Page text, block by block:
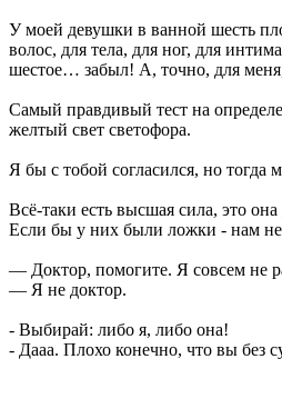
У моей девушки в ванной шесть
волос, для тела, для ног, для
шестое… забыл! А, точно, для
Самый правдивый тест на
желтый свет светофора.
Я бы с тобой согласился, но тогда
Всё-таки есть высшая сила, это
Если бы у них были ложки - нам
— Доктор, помогите. Я совсем не
— Я не доктор.
- Выбирай: либо я, либо она!
- Дааа. Плохо конечно, что вы без